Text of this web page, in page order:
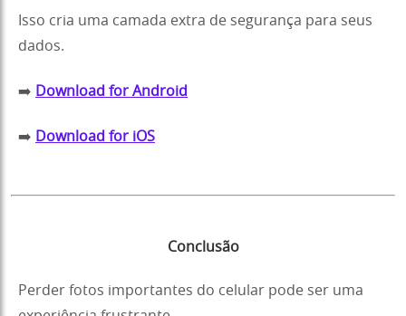
Isso cria uma camada extra de segurança para seus
dados.
➡️ Download for Android
➡️ Download for iOS
Conclusão
Perder fotos importantes do celular pode ser uma